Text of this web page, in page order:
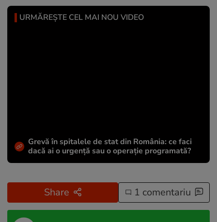
URMĂREȘTE CEL MAI NOU VIDEO
Grevă în spitalele de stat din România: ce faci
dacă ai o urgență sau o operație programată?
Share 1 comentariu